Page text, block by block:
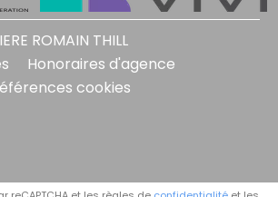
ROMAIN THILL
Honoraires d'agence
cookies